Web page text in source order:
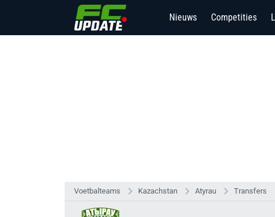
Nieuws Competities
Voetbalteams Kazachstan Atyrau Transfers